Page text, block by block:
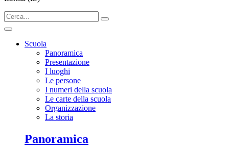
Scuola
Panoramica
Presentazione
I luoghi
Le persone
I numeri della scuola
Le carte della scuola
Organizzazione
La storia
panoramica